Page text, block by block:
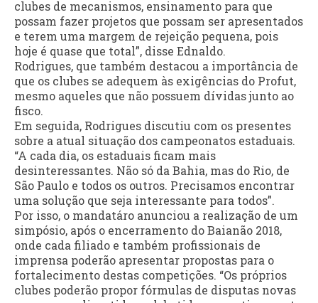
clubes de mecanismos, ensinamento para que
possam fazer projetos que possam ser apresentados
e terem uma margem de rejeição pequena, pois
hoje é quase que total”, disse Ednaldo.
Rodrigues, que também destacou a importância de
que os clubes se adequem às exigências do Profut,
mesmo aqueles que não possuem dívidas junto ao
fisco.
Em seguida, Rodrigues discutiu com os presentes
sobre a atual situação dos campeonatos estaduais.
“A cada dia, os estaduais ficam mais
desinteressantes. Não só da Bahia, mas do Rio, de
São Paulo e todos os outros. Precisamos encontrar
uma solução que seja interessante para todos”.
Por isso, o mandatáro anunciou a realização de um
simpósio, após o encerramento do Baianão 2018,
onde cada filiado e também profissionais de
imprensa poderão apresentar propostas para o
fortalecimento destas competições. “Os próprios
clubes poderão propor fórmulas de disputas novas